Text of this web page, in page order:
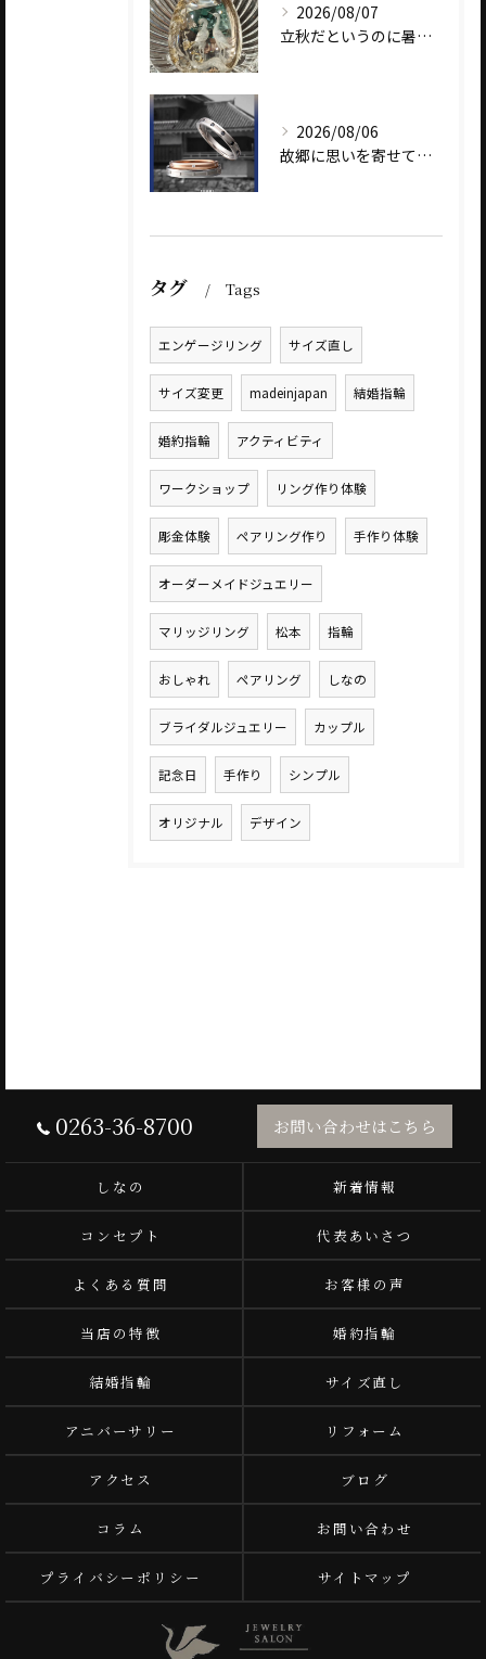
2026/08/07
立秋だというのに暑いですね
2026/08/06
故郷に思いを寄せて～オリジナルブランド【Shinano(しな...
タグ Tags
エンゲージリング サイズ直し
サイズ変更 madeinjapan 結婚指輪
婚約指輪 アクティビティ
ワークショップ リング作り体験
彫金体験 ペアリング作り 手作り体験
オーダーメイドジュエリー
マリッジリング 松本 指輪
おしゃれ ペアリング しなの
ブライダルジュエリー カップル
記念日 手作り シンプル
オリジナル デザイン
0263-36-8700 お問い合わせはこちら
しなの 新着情報
コンセプト 代表あいさつ
よくある質問 お客様の声
当店の特徴 婚約指輪
結婚指輪 サイズ直し
アニバーサリー リフォーム
アクセス ブログ
コラム お問い合わせ
プライバシーポリシー サイトマップ